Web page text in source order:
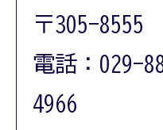
〒305-8555
電話：029-
4966